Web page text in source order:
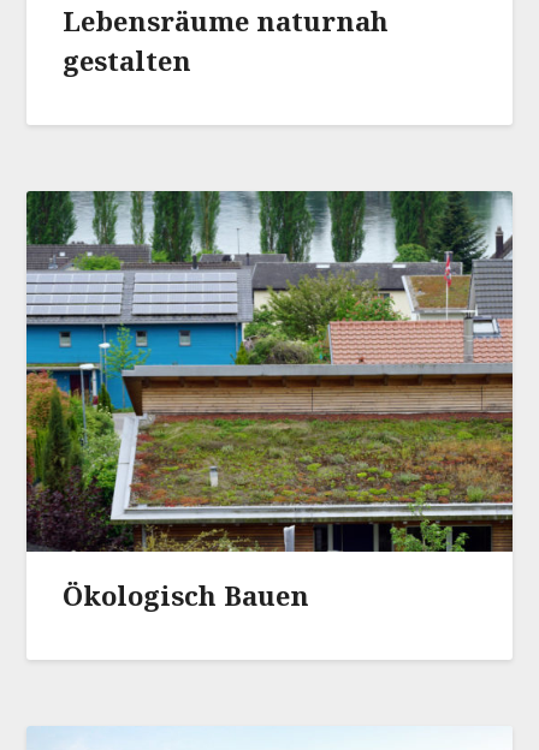
Lebensräume naturnah
gestalten
Ökologisch Bauen